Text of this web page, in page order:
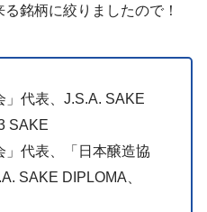
銘柄に絞りましたので！
代表、J.S.A. SAKE
SAKE
代表、「日本醸造協
SAKE DIPLOMA、